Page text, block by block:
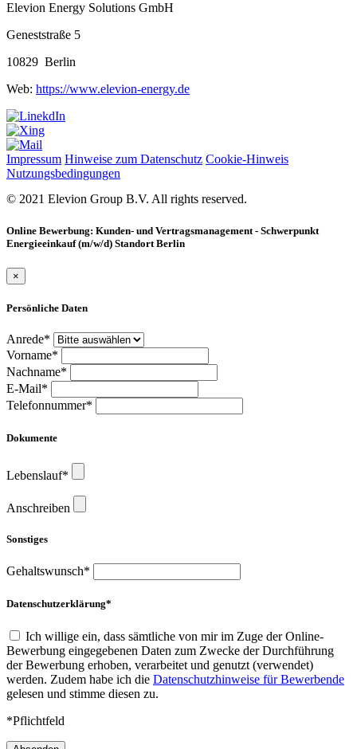
Elevion Energy Solutions GmbH
Geneststraße 5
10829 Berlin
Web: https://www.elevion-energy.de
Impressum Hinweise zum Datenschutz Cookie-Hinweis
Nutzungsbedingungen
© 2021 Elevion Group B.V. All rights reserved.
Online Bewerbung: Kunden- und Vertragsmanagement - Schwerpunkt
Energieeinkauf (m/w/d) Standort Berlin
×
Persönliche Daten
Anrede*
Vorname*
Nachname*
E-Mail*
Telefonnummer*
Dokumente
Lebenslauf*
Anschreiben
Sonstiges
Gehaltswunsch*
Datenschutzerklärung*
Ich willige ein, dass sämtliche von mir im Zuge der Online-
Bewerbung eingegebenen Daten zum Zwecke der Durchführung
der Bewerbung erhoben, verarbeitet und genutzt (verwendet)
werden. Zudem habe ich die Datenschutzhinweise für Bewerbende
gelesen und stimme diesen zu.
*Pflichtfeld